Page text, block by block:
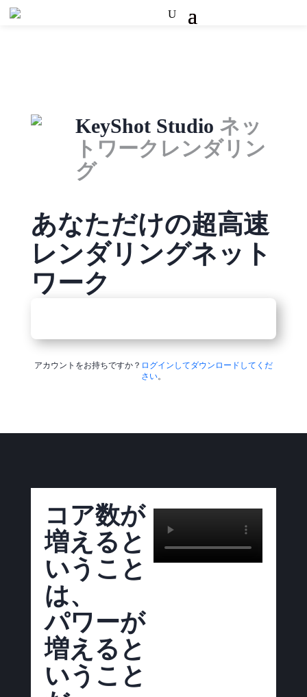
KeyShot Studio ネッ
トワークレンダリン
グ
あなただけの超高速
レンダリングネット
ワーク
アカウントをお持ちですか？ ログインしてダウンロードしてくだ
さい。
コア数が
増えると
いうこと
は、
パワーが
増えると
いうこと